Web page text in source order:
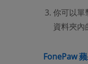
你可以單
資料夾內
FonePaw